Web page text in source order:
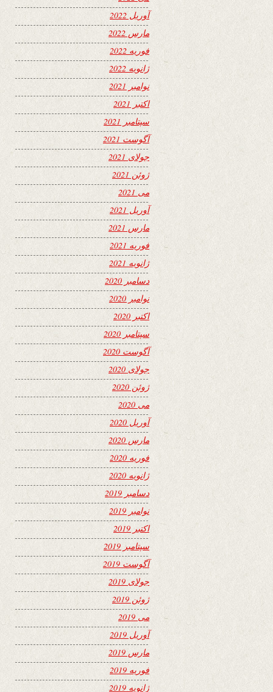
آوریل 2022
مارس 2022
فوریه 2022
ژانویه 2022
نوامبر 2021
اکتبر 2021
سپتامبر 2021
آگوست 2021
جولای 2021
ژوئن 2021
می 2021
آوریل 2021
مارس 2021
فوریه 2021
ژانویه 2021
دسامبر 2020
نوامبر 2020
اکتبر 2020
سپتامبر 2020
آگوست 2020
جولای 2020
ژوئن 2020
می 2020
آوریل 2020
مارس 2020
فوریه 2020
ژانویه 2020
دسامبر 2019
نوامبر 2019
اکتبر 2019
سپتامبر 2019
آگوست 2019
جولای 2019
ژوئن 2019
می 2019
آوریل 2019
مارس 2019
فوریه 2019
ژانویه 2019